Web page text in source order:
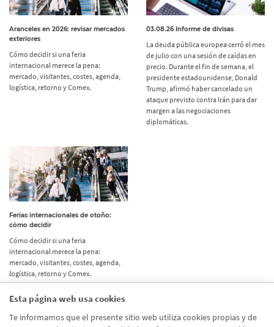
Esta página web usa cookies
Te informamos que el presente sitio web utiliza cookies propias y de
Aranceles en 2026: revisar mercados
exteriores
Cómo decidir si una feria
internacional merece la pena:
mercado, visitantes, costes, agenda,
logística, retorno y Comex.
03.08.26 Informe de divisas
La deuda pública europea cerró el mes
de julio con una sesión de caídas en
precio. Durante el fin de semana, el
presidente estadounidense, Donald
Trump, afirmó haber cancelado un
ataque previsto contra Irán para dar
margen a las negociaciones
diplomáticas.
Ferias internacionales de otoño:
cómo decidir
Cómo decidir si una feria
internacional merece la pena:
mercado, visitantes, costes, agenda,
logística, retorno y Comex.
Etiquetas